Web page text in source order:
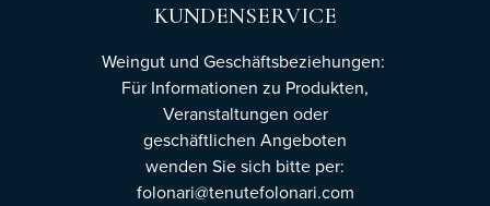
KUNDENSERVICE
Weingut und Geschäftsbeziehungen:
Für Informationen zu Produkten,
Veranstaltungen oder
geschäftlichen Angeboten
wenden Sie sich bitte per:
folonari@tenutefolonari.com